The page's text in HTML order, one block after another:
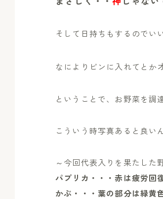
そして日持ちもするのでい
なによりビンに入れてとか
ということで、お野菜を
こういう時写真あると良
～今回代表入りを果たした
パプリカ・・・赤は疲労回
かぶ・・・葉の部分は緑黄